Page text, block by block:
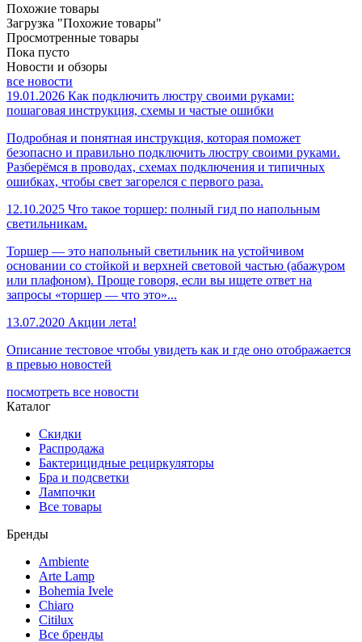
Похожие товары
Загрузка "Похожие товары"
Просмотренные товары
Пока пусто
Новости и обзоры
все новости
19.01.2026 Как подключить люстру своими руками:
пошаговая инструкция, схемы и частые ошибки
Подробная и понятная инструкция, которая поможет
безопасно и правильно подключить люстру своими руками.
Разберёмся в проводах, схемах подключения и типичных
ошибках, чтобы свет загорелся с первого раза.
12.10.2025 Что такое торшер: полный гид по напольным
светильникам.
Торшер — это напольный светильник на устойчивом
основании со стойкой и верхней световой частью (абажуром
или плафоном). Проще говоря, если вы ищете ответ на
запросы «торшер — что это»...
13.07.2020 Акции лета!
Описание тестовое чтобы увидеть как и где оно отображается
в превью новостей
посмотреть все новости
Каталог
Скидки
Распродажа
Бактерицидные рециркуляторы
Бра и подсветки
Лампочки
Все товары
Бренды
Ambiente
Arte Lamp
Bohemia Ivele
Chiaro
Citilux
Все бренды